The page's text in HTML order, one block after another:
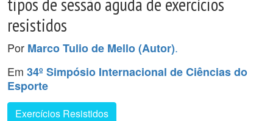
tipos de sessão aguda de exercícios
resistidos
Por Marco Tulio de Mello (Autor).
Em 34º Simpósio Internacional de Ciências do
Esporte
Exercícios Resistidos